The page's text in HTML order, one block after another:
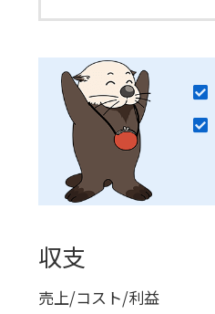
収支
売上/コスト/利益